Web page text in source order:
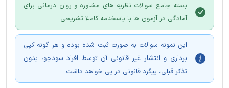
بسته جامع سوالات نظریه های مشاوره و روان درمانی برای
آمادگی در آزمون ها با پاسخنامه کاملا تشریحی
این نمونه سوالات به صورت ثبت شده بوده و هر گونه کپی
برداری و انتشار غیر قانونی آن توسط افراد سودجو، بدون
تذکر قبلی، پیگرد قانونی در پی خواهد داشت.